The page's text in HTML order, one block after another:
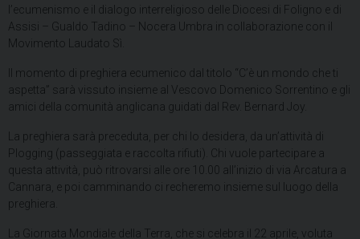
l’ecumenismo e il dialogo interreligioso delle Diocesi di Foligno e di
Assisi – Gualdo Tadino – Nocera Umbra in collaborazione con il
Movimento Laudato Sì.
Il momento di preghiera ecumenico dal titolo “C’è un mondo che ti
aspetta” sarà vissuto insieme al Vescovo Domenico Sorrentino e gli
amici della comunità anglicana guidati dal Rev. Bernard Joy.
La preghiera sarà preceduta, per chi lo desidera, da un’attività di
Plogging (passeggiata e raccolta rifiuti). Chi vuole partecipare a
questa attività, può ritrovarsi alle ore 10.00 all’inizio di via Arcatura a
Cannara, e poi camminando ci recheremo insieme sul luogo della
preghiera.
La Giornata Mondiale della Terra, che si celebra il 22 aprile, voluta